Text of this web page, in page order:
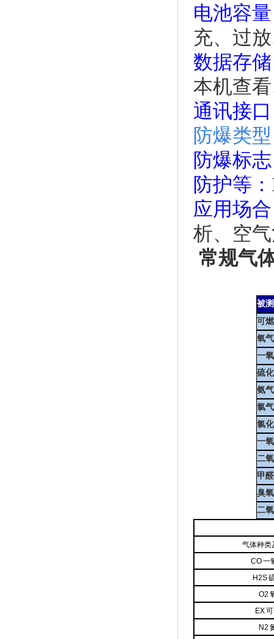
电池容
充、过
数据存
本机查
通讯接
防爆类
防爆标
防护等：
应用场
析、空
常规气
被
可
氧
一
硫
氨
氯
氯
一
二
甲
臭
二
气体种类
CO 一
H2S
O2
EX
N2